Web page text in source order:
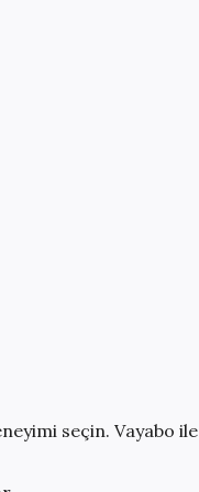
seçin. Vayabo ile